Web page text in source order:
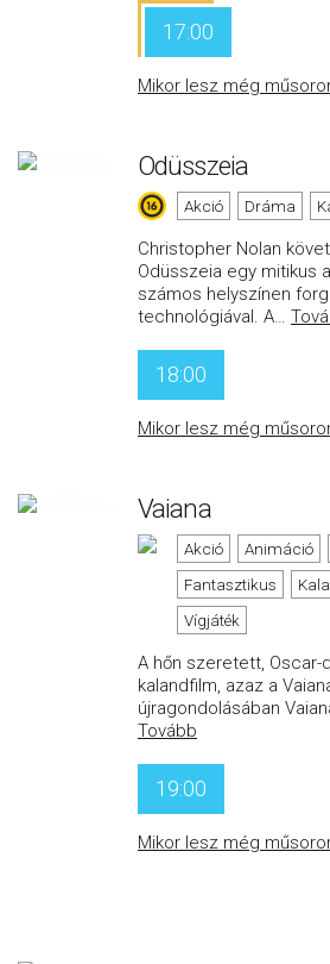
17:00
Mikor lesz még
Odüsszeia
Akció Dráma
Christopher Nolan
Odüsszeia egy mitikus
számos helyszínen
technológiával. A…
18:00
Mikor lesz még
Vaiana
Akció Animáció
Fantasztikus
Vígjáték
A hőn szeretett, Oscar-
kalandfilm, azaz a
újragondolásában
Tovább
19:00
Mikor lesz még